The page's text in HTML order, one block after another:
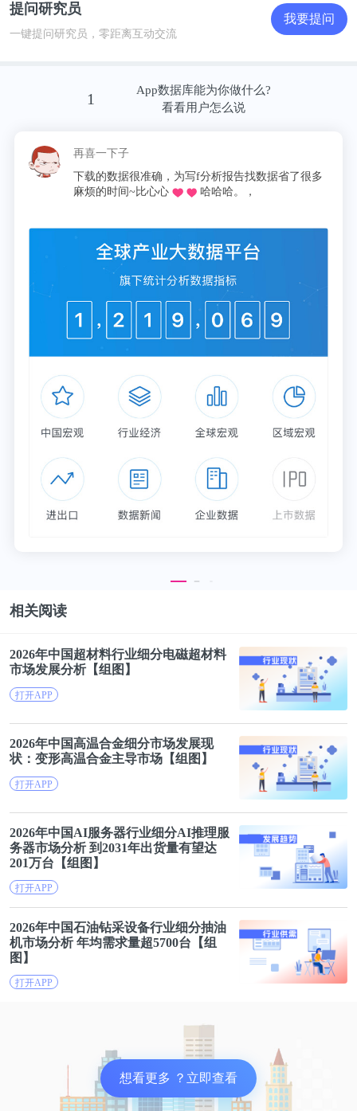
克;
每袋男性营养包含DHA精制鱼油197毫克，橄榄叶提
性营养包独有的营养成分。
FANCL针对老年男性独特的营养需求做了针对性的
女性的营养需求差异。
微量元素锌与新陈代谢、生长发育等生理功能有密切
关系，特别是在维持男性生殖系统的完整结构和功能
上起重要作用。男性精液里含有大量的锌，体内锌不
足，会影响精子的数量与品质。
“美国营养标准推荐表”上注明，男性每天锌的正常需
要量是15毫克，可是实际摄入量往往只有2/3。因此
FANCL50-59岁男性综合营养包每袋含锌6毫克，远高
于女性营养包。
DHA精制鱼油富含DHA和EPA，具有明显的降血脂和
统计结果表明男性心血管病患病率远高于女性，一般
认为这种差异来源于女性激素对女性的天然保护作
基于上述原因，FANCL 50-59岁男性综合营养包特意
添加了DHA精制鱼油、橄榄叶提取物和薯蓣皂苷等
FANCL的老年男性综合营养包在日本推出后大受欢
迎，50+的老年男性对这款专为男士设计的营养补充
剂极为青睐。
在京东国际，这款售价359元的男性50代营养包评价
数高达6万+，在国内同样表现出不俗的市场潜力。
列”成为福利专区后排第一的细分品类，“男性系
列”这个品类则不存在。AgeClub梳理了汤臣倍健官网
的产品列表，针对中老年人的产品线中也没有针对中
提问研究员
一键提问研究员，零距离互动交流
我要提问
1
App数据库能为你做什么?
看看用户怎么说
再喜一下子
下载的数据很准确，为写f分析报告找数据省了很多
麻烦的时间~比心心
哈哈哈。，
相关阅读
2026年中国超材料行业细分电磁超材料
市场发展分析【组图】
打开APP
2026年中国高温合金细分市场发展现
状：变形高温合金主导市场 【组图】
打开APP
2026年中国AI服务器行业细分AI推理服
务器市场分析 到2031年出货量有望达
201万台【组图】
打开APP
2026年中国石油钻采设备行业细分抽油
机市场分析 年均需求量超5700台【组
图】
打开APP
想看更多 ？立即查看